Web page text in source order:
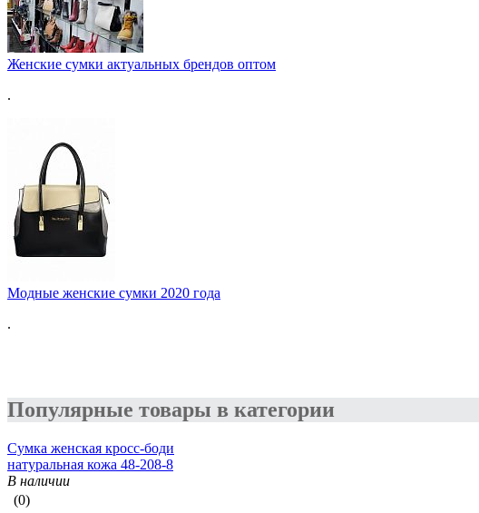
Женские сумки актуальных брендов оптом
.
Модные женские сумки 2020 года
.
Популярные товары в категории
Сумка женская кросс-боди
натуральная кожа 48-208-8
В наличии
(0)